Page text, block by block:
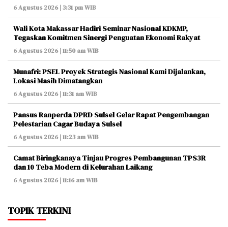
6 Agustus 2026 | 3:31 pm WIB
Wali Kota Makassar Hadiri Seminar Nasional KDKMP,
Tegaskan Komitmen Sinergi Penguatan Ekonomi Rakyat
6 Agustus 2026 | 11:50 am WIB
Munafri: PSEL Proyek Strategis Nasional Kami Dijalankan,
Lokasi Masih Dimatangkan
6 Agustus 2026 | 11:31 am WIB
Pansus Ranperda DPRD Sulsel Gelar Rapat Pengembangan
Pelestarian Cagar Budaya Sulsel
6 Agustus 2026 | 11:23 am WIB
Camat Biringkanaya Tinjau Progres Pembangunan TPS3R
dan 10 Teba Modern di Kelurahan Laikang
6 Agustus 2026 | 11:16 am WIB
TOPIK TERKINI